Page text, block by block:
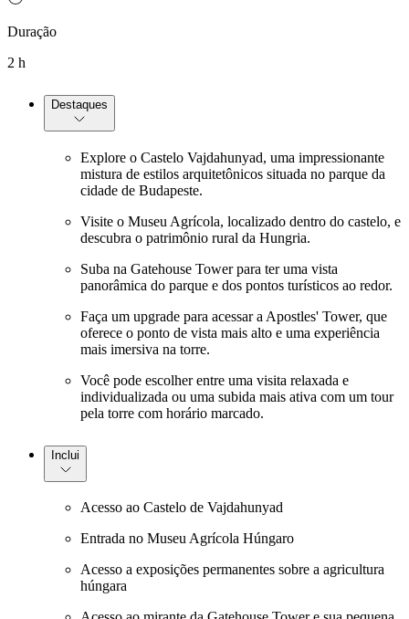
Duração
2 h
Destaques
Explore o Castelo Vajdahunyad, uma impressionante
mistura de estilos arquitetônicos situada no parque da
cidade de Budapeste.
Visite o Museu Agrícola, localizado dentro do castelo, e
descubra o patrimônio rural da Hungria.
Suba na Gatehouse Tower para ter uma vista
panorâmica do parque e dos pontos turísticos ao redor.
Faça um upgrade para acessar a Apostles' Tower, que
oferece o ponto de vista mais alto e uma experiência
mais imersiva na torre.
Você pode escolher entre uma visita relaxada e
individualizada ou uma subida mais ativa com um tour
pela torre com horário marcado.
Inclui
Acesso ao Castelo de Vajdahunyad
Entrada no Museu Agrícola Húngaro
Acesso a exposições permanentes sobre a agricultura
húngara